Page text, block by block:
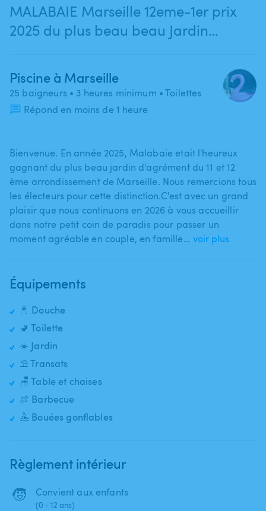
MALABAIE Marseille 12eme-1er prix
2025 du plus beau beau Jardin
Marseille st Julien
Piscine à Marseille
25 baigneurs • 3 heures minimum • Toilettes
Répond en moins de 1 heure
Bienvenue. En année 2025​,​ Malabaie etait l'heureux
gagnant du plus beau jardin d'agrément du 11 et 12
ème arrondissement de Marseille. Nous remercions tous
les électeurs pour cette distinction.C'est avec un grand
plaisir que nous continuons en 2026 à vous accueillir
dans notre petit coin de paradis pour passer un
moment agréable en couple​,​ en famille… voir plus
Équipements
🚿 Douche
🚽 Toilette
☀️ Jardin
⛱️ Transats
🪑 Table et chaises
🍖 Barbecue
🤽 Bouées gonflables
Règlement intérieur
🧒 Convient aux enfants
(0 - 12 ans)